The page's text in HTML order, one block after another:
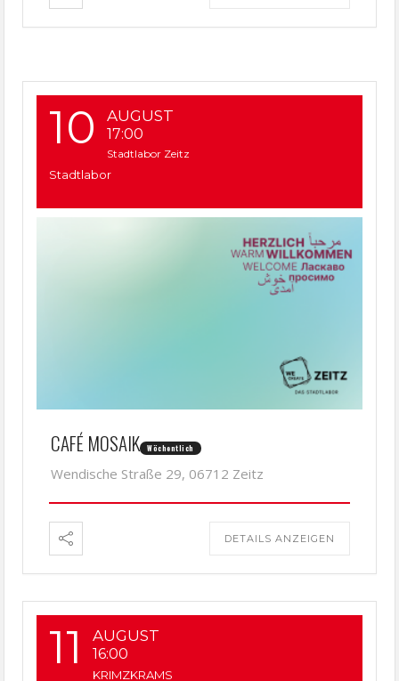
10 AUGUST
17:00
Stadtlabor Zeitz
Stadtlabor
CAFÉ MOSAIK Wöchentlich
Wendische Straße 29, 06712 Zeitz
DETAILS ANZEIGEN
11 AUGUST
16:00
KRIMZKRAMS